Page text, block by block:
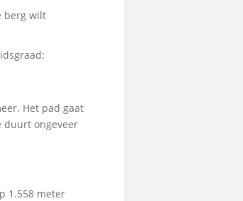
berg wilt
Het pad gaat
duurt ongeveer
1.558 meter